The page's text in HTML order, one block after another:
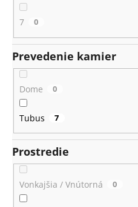
7 0
Prevedenie kamier
Dome 0
Tubus 7
Prostredie
Vonkajšia / Vnútorná 0